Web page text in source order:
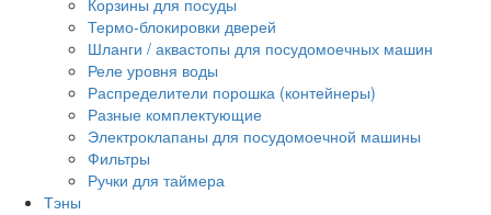
Корзины для посуды
Термо-блокировки дверей
Шланги / аквастопы для посудомоечных машин
Реле уровня воды
Распределители порошка (контейнеры)
Разные комплектующие
Электроклапаны для посудомоечной машины
Фильтры
Ручки для таймера
Тэны